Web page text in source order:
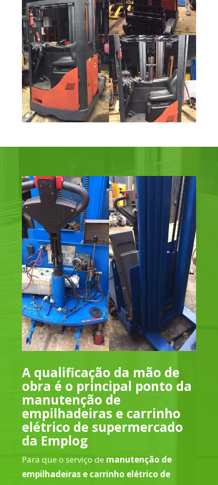
A qualificação da mão de
obra é o principal ponto da
manutenção de
empilhadeiras e carrinho
elétrico de supermercado
da Emplog
Para que o serviço de manutenção de
empilhadeiras e carrinho elétrico de